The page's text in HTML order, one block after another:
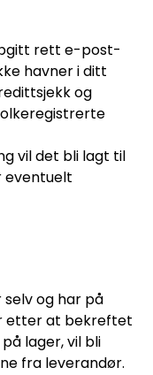
rett e-post-
havner i ditt
og
vil det bli lagt til
eventuelt
og har på
etter at bekreftet
lager, vil bli
fra leverandør.